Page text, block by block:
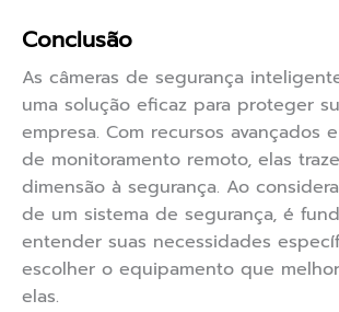
Conclusão
As câmeras de segurança
uma solução eficaz para proteger
empresa. Com recursos avançados
de monitoramento remoto, elas
dimensão à segurança. Ao
de um sistema de segurança, é
entender suas necessidades
escolher o equipamento que
elas.